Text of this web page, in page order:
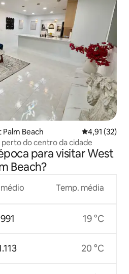
Palm Beach 4,91 de uma
4,91 (32)
do centro da cidade
para visitar West
Beach?
Temp. média
19 °C
20 °C